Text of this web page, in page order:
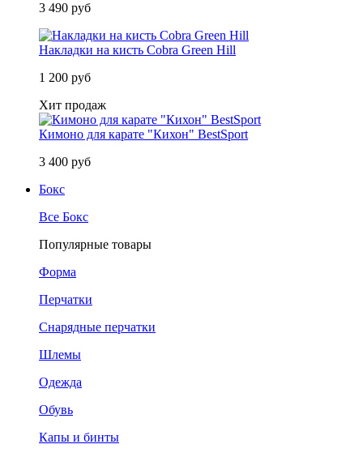
3 490 руб
Накладки на кисть Cobra Green Hill
1 200 руб
Хит продаж
Кимоно для карате "Кихон" BestSport
3 400 руб
Бокс
Все Бокс
Популярные товары
Форма
Перчатки
Снарядные перчатки
Шлемы
Одежда
Обувь
Капы и бинты